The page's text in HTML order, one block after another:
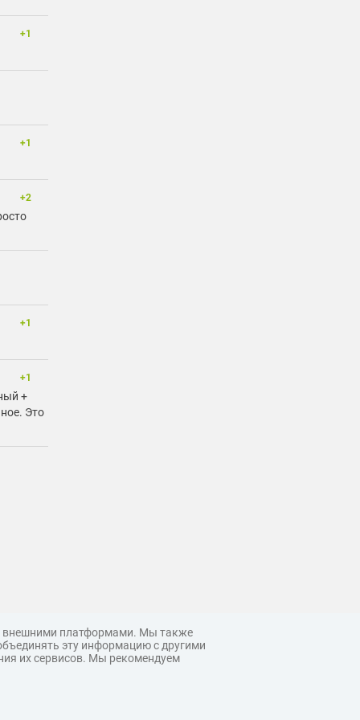
+1
+1
+2
+1
+1
+
Это
внешними платформами. Мы также
эту информацию с другими
их сервисов. Мы рекомендуем